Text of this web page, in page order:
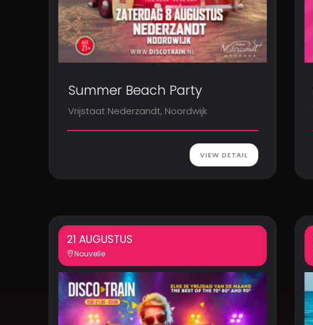
Summer Beach Party
Vrijstaat Nederzandt, Noordwijk
VIEW DETAIL
21 AUGUSTUS
Nouvelle